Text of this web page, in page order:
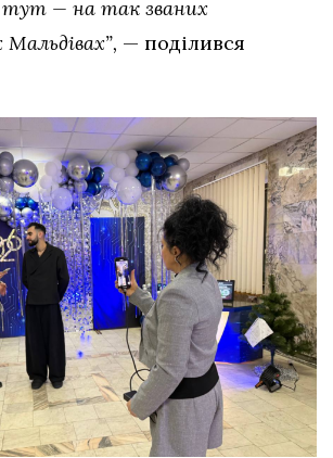
тут — на так званих
Мальдівах”, — поділився